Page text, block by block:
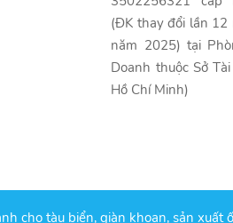
(ĐK thay đổi lần
năm 2025) tại
Doanh thuộc Sở
Hồ Chí Minh)
cho tàu biển, giàn khoan, sản xuất